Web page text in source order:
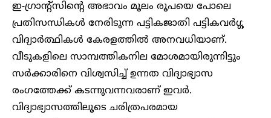
ഇ-ഗ്രാന്റ്സിന്റെ അഭാവം മൂലം രൂപയെ പോലെ
പ്രതിസന്ധികൾ നേരിടുന്ന പട്ടികജാതി പട്ടികവർഗ്ഗ
വിദ്യാർത്ഥികൾ കേരളത്തിൽ അനവധിയാണ്.
വീടുകളിലെ സാമ്പത്തികനില മോശമായിരുന്നിട്ടും
സർക്കാരിനെ വിശ്വസിച്ച് ഉന്നത വിദ്യാഭ്യാസ
രംഗത്തേക്ക് കടന്നുവന്നവരാണ് ഇവർ.
വിദ്യാഭ്യാസത്തിലൂടെ ചരിത്രപരമായ